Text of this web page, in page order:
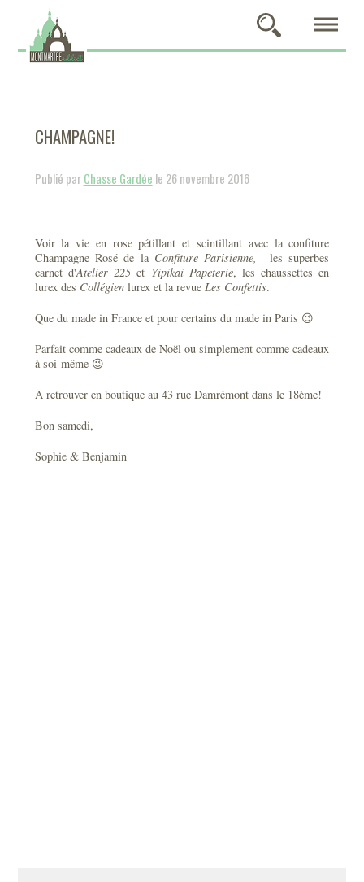
CHAMPAGNE!
Publié parChasse Gardée le 26 novembre 2016
Voir la vie en rose pétillant et scintillant avec la confiture
Champagne Rosé de la Confiture Parisienne,
les superbes
carnet d'Atelier 225 et Yipikai Papeterie, les chaussettes en
lurex des Collégienlurex et la revue Les Confettis.
Que du made in France et pour certains du made in Paris 😉
Parfait comme cadeaux de Noël ou simplement comme cadeaux
à soi-même 😉
A retrouver en boutique au 43 rue Damrémont dans le 18ème!
Bon samedi,
Sophie & Benjamin